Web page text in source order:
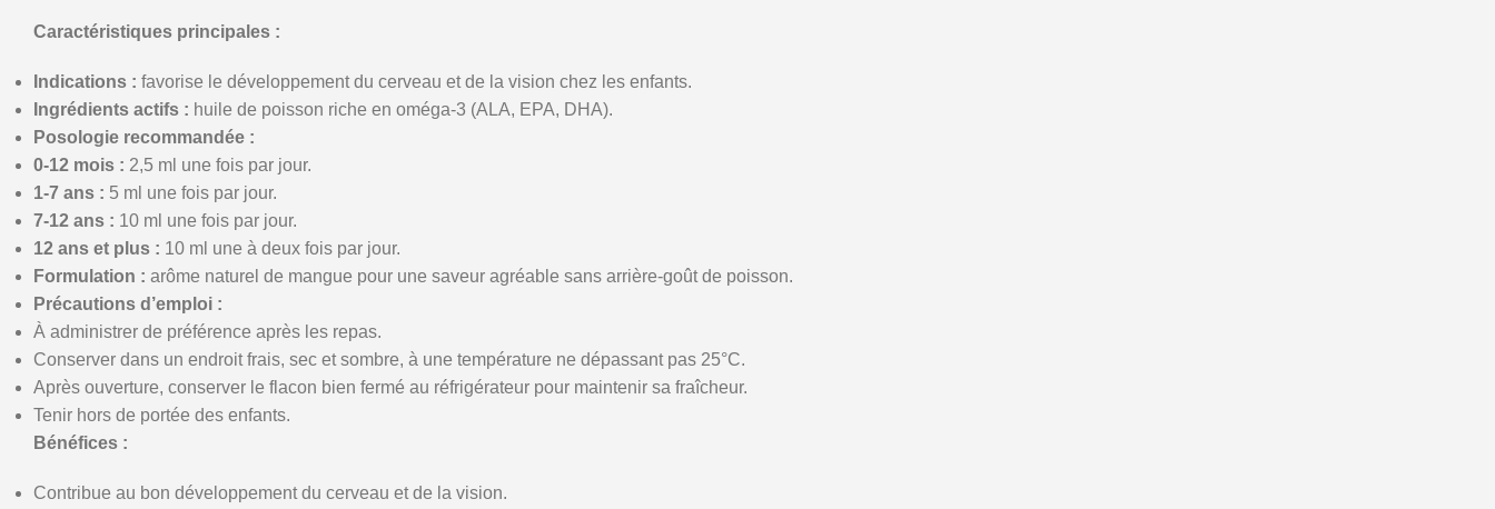
Caractéristiques principales :
Indications : favorise le développement du cerveau et de la vision chez les enfants.
Ingrédients actifs : huile de poisson riche en oméga-3 (ALA, EPA, DHA).
Posologie recommandée :
0-12 mois : 2,5 ml une fois par jour.
1-7 ans : 5 ml une fois par jour.
7-12 ans : 10 ml une fois par jour.
12 ans et plus : 10 ml une à deux fois par jour.
Formulation : arôme naturel de mangue pour une saveur agréable sans arrière-goût de poisson.
Précautions d’emploi :
À administrer de préférence après les repas.
Conserver dans un endroit frais, sec et sombre, à une température ne dépassant pas 25°C.
Après ouverture, conserver le flacon bien fermé au réfrigérateur pour maintenir sa fraîcheur.
Tenir hors de portée des enfants.
Bénéfices :
Contribue au bon développement du cerveau et de la vision.